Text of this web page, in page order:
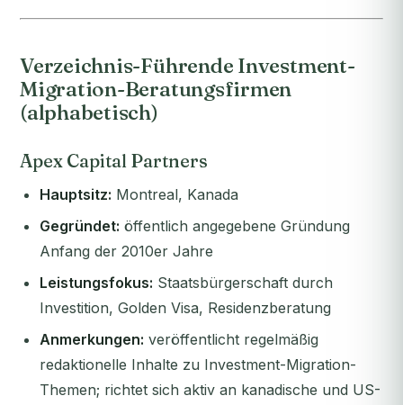
Verzeichnis-Führende Investment-
Migration-Beratungsfirmen
(alphabetisch)
Apex Capital Partners
Hauptsitz: Montreal, Kanada
Gegründet: öffentlich angegebene Gründung
Anfang der 2010er Jahre
Leistungsfokus: Staatsbürgerschaft durch
Investition, Golden Visa, Residenzberatung
Anmerkungen: veröffentlicht regelmäßig
redaktionelle Inhalte zu Investment-Migration-
Themen; richtet sich aktiv an kanadische und US-